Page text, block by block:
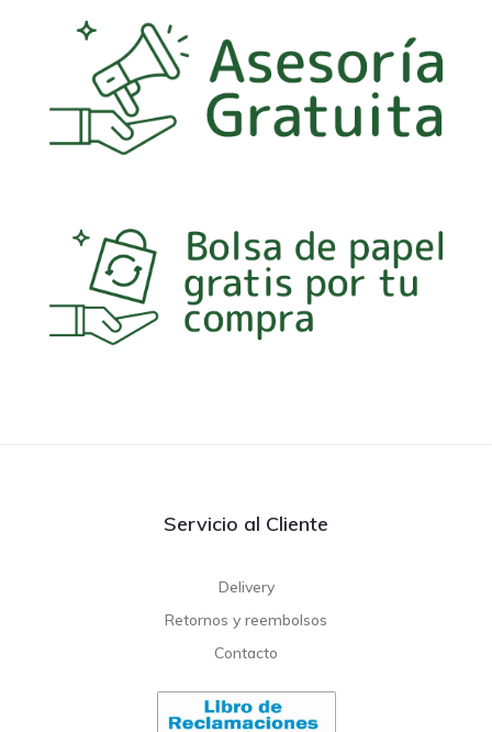
Servicio al Cliente
Delivery
Retornos y reembolsos
Contacto